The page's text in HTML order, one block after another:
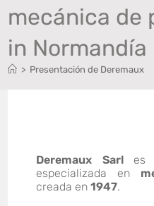
mecánica de
in Normandía
> Presentación de Deremaux
Deremaux Sarles
especializada en
creada en1947.